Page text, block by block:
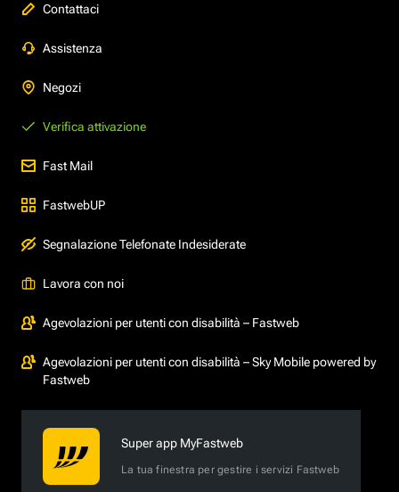
Contattaci
Assistenza
Negozi
Verifica attivazione
Fast Mail
FastwebUP
Segnalazione Telefonate Indesiderate
Lavora con noi
Agevolazioni per utenti con disabilità – Fastweb
Agevolazioni per utenti con disabilità – Sky Mobile powered by
Fastweb
Super app MyFastweb
La tua finestra per gestire i servizi Fastweb